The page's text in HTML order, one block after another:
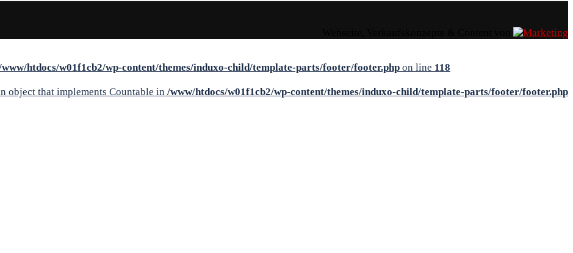
htdocs/w01f1cb2/wp-content/themes/induxo-child/template-parts/footer/footer.php on line 118
object that implements Countable in /www/htdocs/w01f1cb2/wp-content/themes/induxo-child/template-parts/footer/footer.php